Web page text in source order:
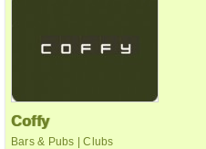
Coffy
Bars & Pubs | Clubs